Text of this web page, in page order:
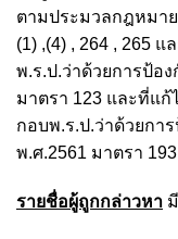
ตามประมวลกฎหมาย
(1) ,(4) , 264 , 265
พ.ร.ป.ว่าด้วยการป้อ
มาตรา 123 และที่แก้
กอบพ.ร.ป.ว่าด้วยกา
พ.ศ.2561 มาตรา 193
รายชื่อผู้ถูกกล่าวหา